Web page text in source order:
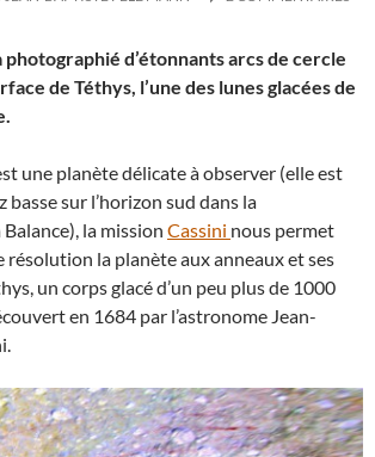
photographié d’étonnants arcs de cercle
de Téthys, l’une des lunes glacées de
une planète délicate à observer (elle est
basse sur l’horizon sud dans la
la mission Cassini nous permet
résolution la planète aux anneaux et ses
un corps glacé d’un peu plus de 1000
en 1684 par l’astronome Jean-